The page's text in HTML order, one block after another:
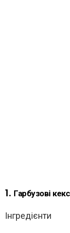
1. Гарбузові
Інгредієнти